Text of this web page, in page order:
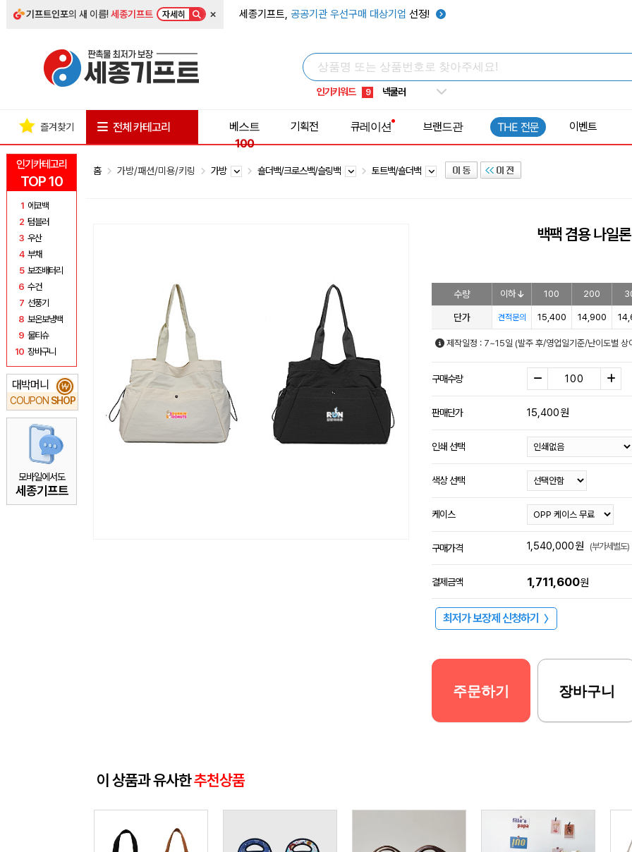
기프트인포의 새 이름!세종기프트 자세히 × 세종기프트, 공공기관 우선구매 대상기업 선정!
인기키워드
5 키캡
8 쿨토시
9 넥쿨러
1 선풍기
인기카테고리
TOP 10
1 에코백
2 텀블러
3 우산
4 부채
5 보조배터리
6 수건
7 선풍기
8 보온보냉백
9 물티슈
10 장바구니
대박머니
COUPON SHOP
₩
모바일에서도
세종기프트
즐겨찾기 전체 카테고리
베스트
100
기획전 큐레이션 브랜드관 THE 전문 이벤트
홈 가방/패션/미용/키링 가방 숄더백/크로스백/슬링백 토트백/숄더백
백팩 겸용 나일
수량 이하 100 200
단가 견적문의 15,400 14,900
제작일정 : 7~15일 (발주 후/영업일기준/난이도별 상
구매수량
판매단가 15,400원
인쇄 선택
색상 선택
케이스
구매가격 1,540,000원 (부가세별도)
결제금액 1,711,600원
최저가 보장제 신청하기 〉
주문하기 장바구니
이 상품과 유사한추천상품